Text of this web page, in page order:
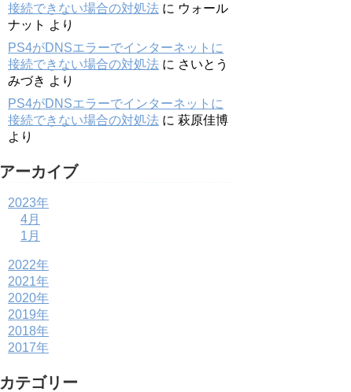
接続できない場合の対処法 に ウォール
ナット より
PS4がDNSエラーでインターネットに
接続できない場合の対処法 に さいとう
みづき より
PS4がDNSエラーでインターネットに
接続できない場合の対処法 に 萩原佳博
より
アーカイブ
2023年
4月
1月
2022年
2021年
2020年
2019年
2018年
2017年
カテゴリー